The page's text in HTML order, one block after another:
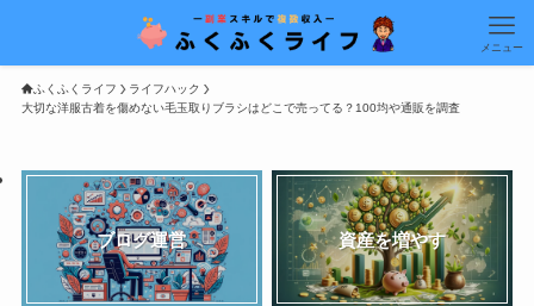
メニュー
ふくふくライフ
ライフハック
大切な洋服古着を傷めない毛玉取りブラシはどこで売ってる？100均や通販を調査
ブログ運営 資産を増やす